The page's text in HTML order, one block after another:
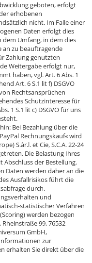
geboten, erfolgt
erhobenen
nicht. Im Falle einer
Daten erfolgt dies
dem Umfang, in dem dies
an zu beauftragende
Zahlung genutzten
Weitergabe erfolgt nur,
haben, vgl. Art. 6 Abs. 1
Art. 6 S.1 lit f) DSGVO
Rechtsansprüchen
Schutzinteresse für
1 S.1 lit c) DSGVO für uns
Bei Bezahlung über die
Rechnungskauf« wird
S.àr.l. et Cie, S.C.A. 22-24
Die Belastung Ihres
der Bestellung.
Daten werden daher an die
Ausfallrisikos führt die
durch.
und
statistischer Verfahren
werden bezogen
99, 76532
GmbH,
zur
erhalten Sie direkt über die